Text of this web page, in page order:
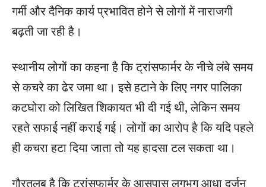
गर्मी और दैनिक कार्य प्रभावित होने से लोगों में नाराजगी
बढ़ती जा रही है।
स्थानीय लोगों का कहना है कि ट्रांसफार्मर के नीचे लंबे समय
से कचरे का ढेर जमा था। इसे हटाने के लिए नगर पालिका
कटघोरा को लिखित शिकायत भी दी गई थी, लेकिन समय
रहते सफाई नहीं कराई गई। लोगों का आरोप है कि यदि पहले
ही कचरा हटा दिया जाता तो यह हादसा टल सकता था।
गौरतलब है कि ट्रांसफार्मर के आसपास लगभग आधा दर्जन